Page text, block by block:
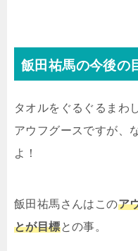
飯田祐馬の今後の
タオルをぐるぐるまわ
アウフグースですが、
よ！
飯田祐馬さんはこのア
とが目標との事。